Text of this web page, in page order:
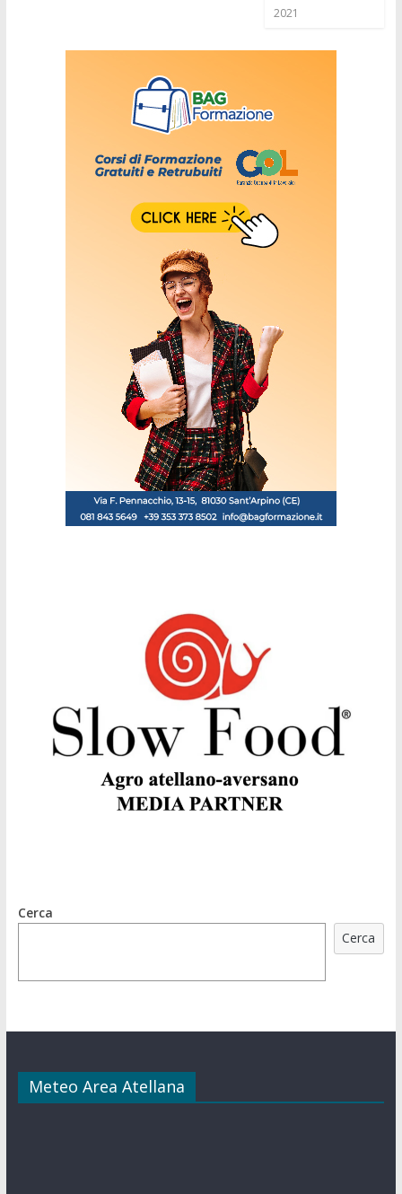
2021
Cerca
Cerca
Meteo Area Atellana